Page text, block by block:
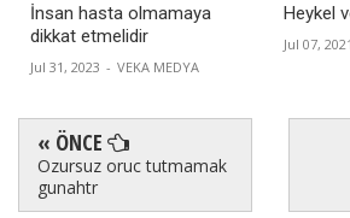
İnsan hasta olmamaya
dikkat etmelidir
Jul 31, 2023 - VEKA MEDYA
Heykel
Jul 07, 2021
« ÖNCE
Ozursuz oruc tutmamak
gunahtr